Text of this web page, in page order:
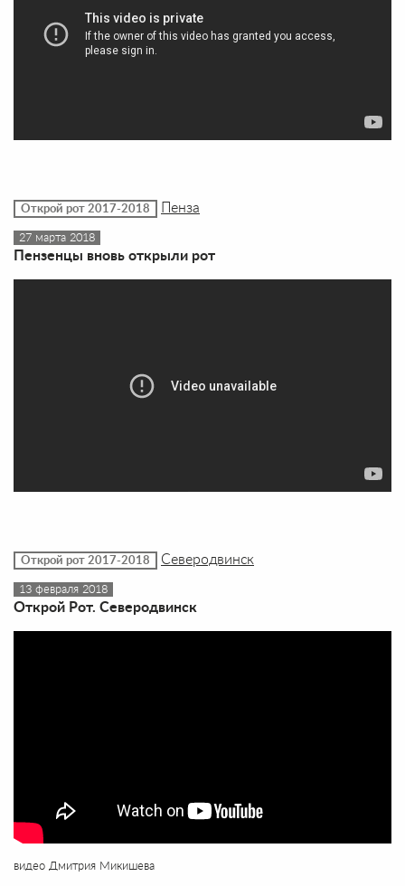
Открой рот 2017-2018 Пенза
27 марта 2018
Пензенцы вновь открыли рот
Открой рот 2017-2018 Северодвинск
13 февраля 2018
Открой Рот. Северодвинск
видео Дмитрия Микишева